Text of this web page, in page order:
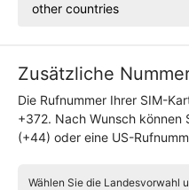
other countries
Zusätzliche
Die Rufnummer Ihrer SIM-
+372. Nach Wunsch können
(+44) oder eine US-
Wählen Sie die Landesvorwahl